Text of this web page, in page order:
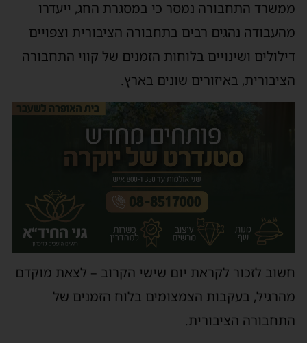
ממשרד התחבורה נמסר כי במסגרת החג, ייעדרו
מהעבודה נהגים רבים בתחבורה הציבורית וצפויים
דילולים ושינויים בלוחות הזמנים של קווי התחבורה
הציבורית, באיזורים שונים בארץ.
חשוב לזכור לקראת יום שישי הקרוב – לצאת מוקדם
מהרגיל, בעקבות הצמצומים בלוח הזמנים של
התחבורה הציבורית.